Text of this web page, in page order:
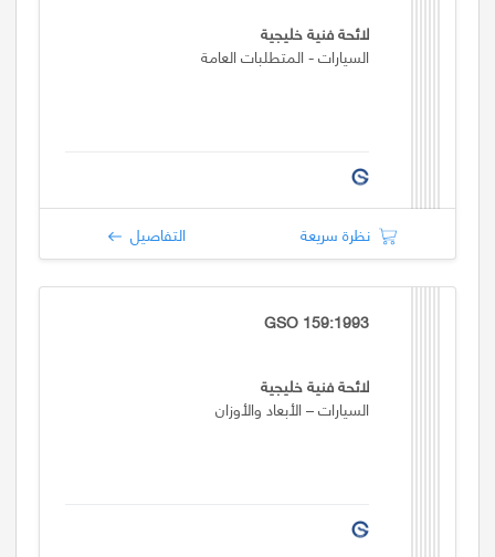
لائحة فنية خليجية
السيارات - المتطلبات العامة
نظرة سريعة التفاصيل
GSO 159:1993
لائحة فنية خليجية
السيارات – الأبعاد والأوزان